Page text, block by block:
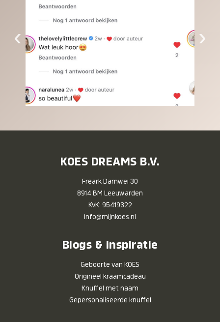
‹ ›
KOES DREAMS B.V.
Freark Damwei 30
8914 BM Leeuwarden
KvK: 95419322
info@mijnkoes.nl
Blogs & inspiratie
Geboorte van KOES
Origineel kraamcadeau
Knuffel met naam
Gepersonaliseerde knuffel